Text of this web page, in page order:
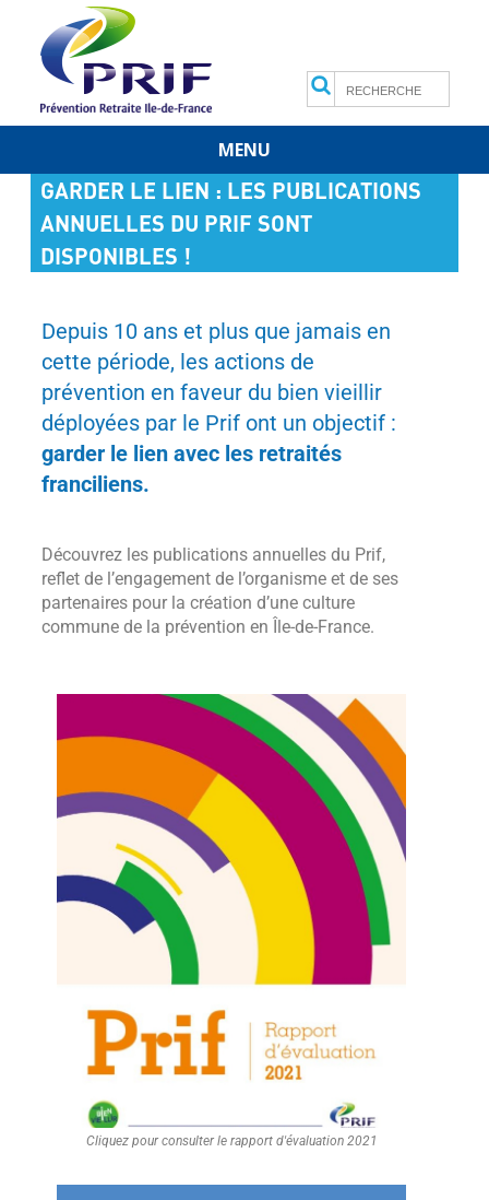
Search
MENU
Skip
to
content
GARDER LE LIEN : LES PUBLICATIONS
ANNUELLES DU PRIF SONT
DISPONIBLES !
Depuis 10 ans et plus que jamais en
cette période, les actions de
prévention en faveur du bien vieillir
déployées par le Prif ont un objectif :
garder le lien avec les retraités
franciliens.
Découvrez les publications annuelles du Prif,
reflet de l’engagement de l’organisme et de ses
partenaires pour la création d’une culture
commune de la prévention en Île-de-France.
Cliquez pour consulter le rapport d'évaluation 2021